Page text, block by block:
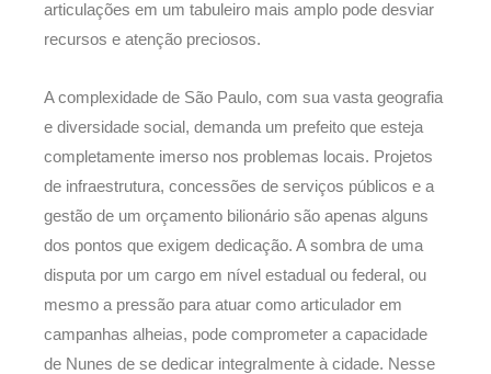
articulações em um tabuleiro mais amplo pode desviar
recursos e atenção preciosos.
A complexidade de São Paulo, com sua vasta geografia
e diversidade social, demanda um prefeito que esteja
completamente imerso nos problemas locais. Projetos
de infraestrutura, concessões de serviços públicos e a
gestão de um orçamento bilionário são apenas alguns
dos pontos que exigem dedicação. A sombra de uma
disputa por um cargo em nível estadual ou federal, ou
mesmo a pressão para atuar como articulador em
campanhas alheias, pode comprometer a capacidade
de Nunes de se dedicar integralmente à cidade. Nesse